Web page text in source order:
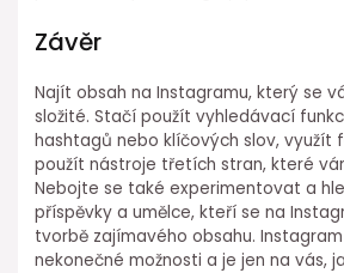
Závěr
Najít obsah na Instagramu, který se
složité. Stačí použít vyhledávací
hashtagů nebo klíčových slov, využít
použít nástroje třetích stran, které
Nebojte se také experimentovat a
příspěvky a umělce, kteří se na
tvorbě zajímavého obsahu.
nekonečné možnosti a je jen na vás,